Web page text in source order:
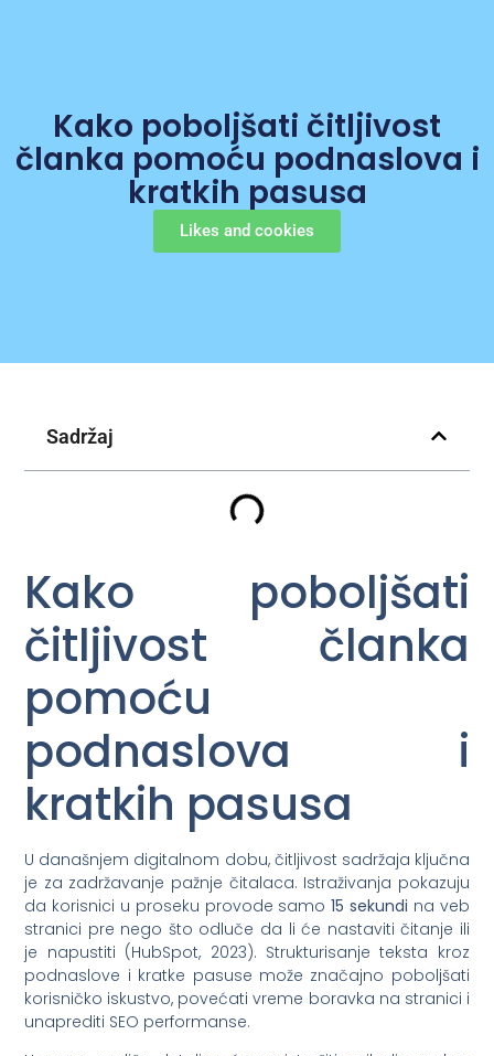
Kako poboljšati čitljivost
članka pomoću podnaslova i
kratkih pasusa
Likes and cookies
Sadržaj
Kako poboljšati
čitljivost članka
pomoću
podnaslova i
kratkih pasusa
U današnjem digitalnom dobu, čitljivost sadržaja ključna
je za zadržavanje pažnje čitalaca. Istraživanja pokazuju
da korisnici u proseku provode samo15 sekundi na veb
stranici pre nego što odluče da li će nastaviti čitanje ili
je napustiti (HubSpot, 2023). Strukturisanje teksta kroz
podnaslove i kratke pasuse može značajno poboljšati
korisničko iskustvo, povećati vreme boravka na stranici i
unaprediti SEO performanse.